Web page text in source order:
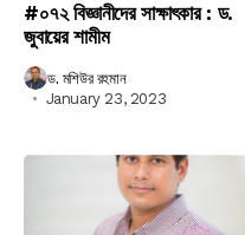
#০৭২ বিজ্ঞানীদের সাক্ষাৎকার : ড.
জুবায়ের শামীম
ড. মশিউর রহমান
January 23, 2023